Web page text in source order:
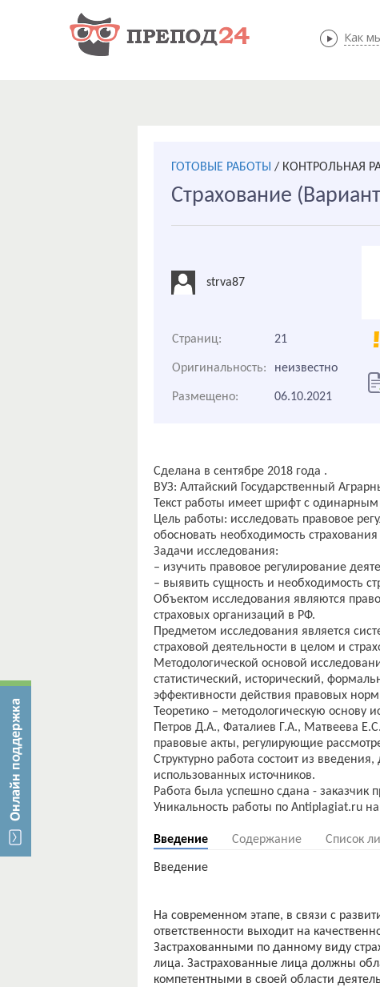
Как
ГОТОВЫЕ РАБОТЫ / КОНТРОЛЬНАЯ
Страхование
strva87
Страниц: 21
Оригинальность: неизвестно
Размещено: 06.10.2021
Сделана в сентябре 2018 года .
ВУЗ: Алтайский Государственный
Текст работы имеет шрифт с
Цель работы: исследовать правовое
обосновать необходимость
Задачи исследования:
– изучить правовое регулирование
– выявить сущность и необходимость
Объектом исследования являются
страховых организаций в РФ.
Предметом исследования является
страховой деятельности в целом и
Методологической основой
статистический, исторический,
эффективности действия правовых
Теоретико – методологическую основу
Петров Д.А., Фаталиев Г.А., Матвеева
правовые акты, регулирующие
Структурно работа состоит из
использованных источников.
Работа была успешно сдана - заказчик
Введение Содержание Список
Введение
На современном этапе, в связи с
ответственности выходит на
Застрахованными по данному виду
лица. Застрахованные лица должны
компетентными в своей области